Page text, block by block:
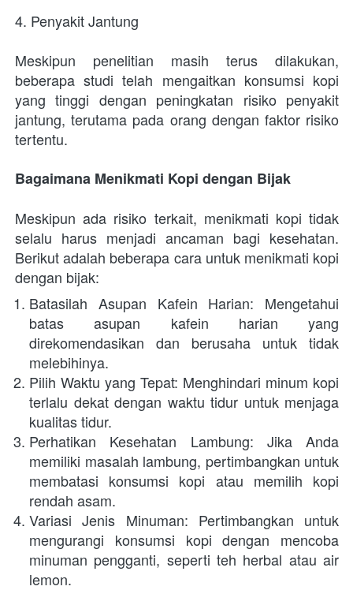
4. Penyakit Jantung
Meskipun penelitian masih terus dilakukan,
beberapa studi telah mengaitkan konsumsi kopi
yang tinggi dengan peningkatan risiko penyakit
jantung, terutama pada orang dengan faktor risiko
tertentu.
Bagaimana Menikmati Kopi dengan Bijak
Meskipun ada risiko terkait, menikmati kopi tidak
selalu harus menjadi ancaman bagi kesehatan.
Berikut adalah beberapa cara untuk menikmati kopi
dengan bijak:
Batasilah Asupan Kafein Harian: Mengetahui
batas asupan kafein harian yang
direkomendasikan dan berusaha untuk tidak
melebihinya.
Pilih Waktu yang Tepat: Menghindari minum kopi
terlalu dekat dengan waktu tidur untuk menjaga
kualitas tidur.
Perhatikan Kesehatan Lambung: Jika Anda
memiliki masalah lambung, pertimbangkan untuk
membatasi konsumsi kopi atau memilih kopi
rendah asam.
Variasi Jenis Minuman: Pertimbangkan untuk
mengurangi konsumsi kopi dengan mencoba
minuman pengganti, seperti teh herbal atau air
lemon.